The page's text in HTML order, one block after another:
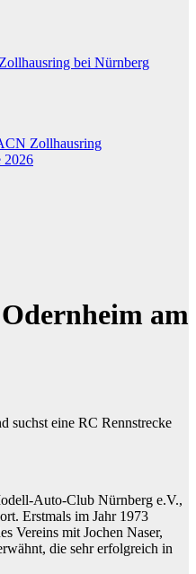
bei Nürnberg
Zollhausring
2026
am
suchst eine RC Rennstrecke
Auto-Club Nürnberg e.V.,
Erstmals im Jahr 1973
Vereins mit Jochen Naser,
die sehr erfolgreich in